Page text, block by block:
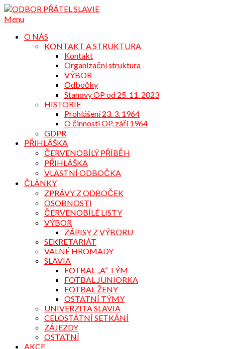
Přejdi
na
Menu
O NÁS
KONTAKT A STRUKTURA
Kontakt
Organizační struktura
VÝBOR
Odbočky
Stanovy OP od 25. 11. 2023
HISTORIE
Prohlášení 23. 3. 1964
O činnosti OP, září 1964
GDPR
PŘIHLÁŠKA
ČERVENOBÍLÝ PŘÍBĚH
PŘIHLÁŠKA
VLASTNÍ ODBOČKA
ČLÁNKY
ZPRÁVY Z ODBOČEK
OSOBNOSTI
ČERVENOBÍLÉ LISTY
VÝBOR
ZÁPISY Z VÝBORU
SEKRETARIÁT
VALNÉ HROMADY
SLAVIA
FOTBAL „A“ TÝM
FOTBAL JUNIORKA
FOTBAL ŽENY
OSTATNÍ TÝMY
UNIVERZITA SLAVIA
CELOSTÁTNÍ SETKÁNÍ
ZÁJEZDY
OSTATNÍ
AKCE